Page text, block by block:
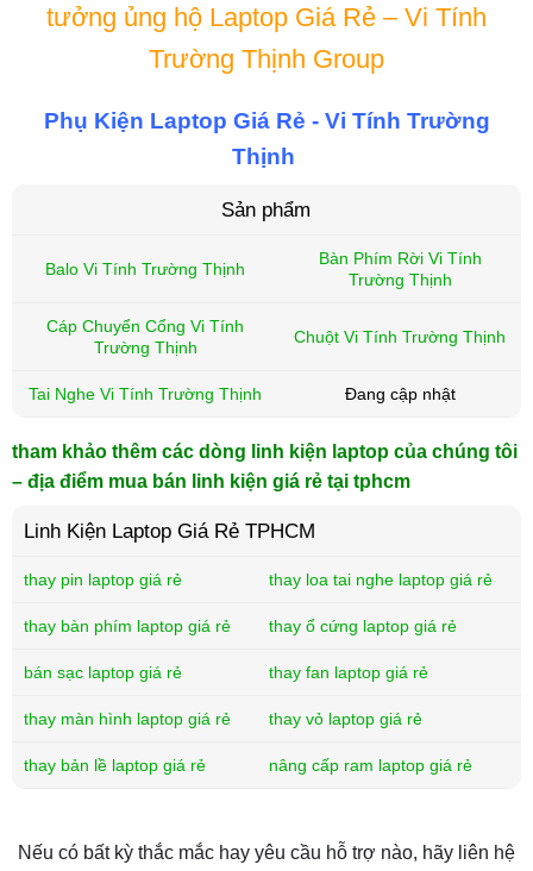
tưởng ủng hộ Laptop Giá Rẻ – Vi Tính
Trường Thịnh Group
Phụ Kiện Laptop Giá Rẻ - Vi Tính Trường
Thịnh
Sản phẩm
Balo Vi Tính Trường Thịnh
Bàn Phím Rời Vi Tính
Trường Thịnh
Cáp Chuyển Cổng Vi Tính
Trường Thịnh
Chuột Vi Tính Trường Thịnh
Tai Nghe Vi Tính Trường Thịnh Đang cập nhật
tham khảo thêm các dòng linh kiện laptop của chúng tôi
– địa điểm mua bán linh kiện giá rẻ tại tphcm
Linh Kiện Laptop Giá Rẻ TPHCM
thay pin laptop giá rẻ thay loa tai nghe laptop giá rẻ
thay bàn phím laptop giá rẻ thay ổ cứng laptop giá rẻ
bán sạc laptop giá rẻ thay fan laptop giá rẻ
thay màn hình laptop giá rẻ thay vỏ laptop giá rẻ
thay bản lề laptop giá rẻ nâng cấp ram laptop giá rẻ
Nếu có bất kỳ thắc mắc hay yêu cầu hỗ trợ nào, hãy liên hệ